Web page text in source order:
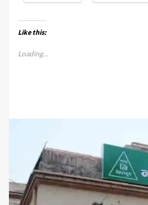
Like this:
Loading...